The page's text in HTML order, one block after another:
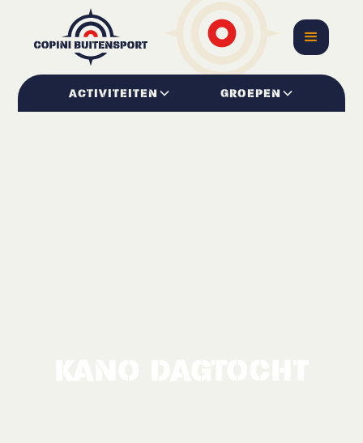
ACTIVITEITEN GROEPEN